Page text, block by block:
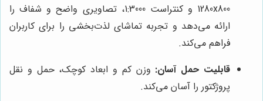
1280x800 و کنتراست 1:3000، تصاویری واضح و شفاف را
ارائه می‌دهد و تجربه تماشای لذت‌بخشی را برای کاربران
فراهم می‌کند.
قابلیت حمل آسان: وزن کم و ابعاد کوچک، حمل و نقل
پروژکتور را آسان می‌کند.